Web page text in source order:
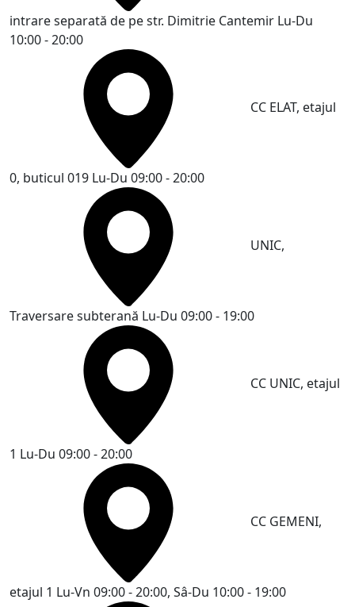
intrare separată de pe str. Dimitrie Cantemir Lu-Du
10:00 - 20:00
CC ELAT, etajul
0, buticul 019 Lu-Du 09:00 - 20:00
UNIC,
Traversare subterană Lu-Du 09:00 - 19:00
CC UNIC, etajul
1 Lu-Du 09:00 - 20:00
CC GEMENI,
etajul 1 Lu-Vn 09:00 - 20:00, Sâ-Du 10:00 - 19:00